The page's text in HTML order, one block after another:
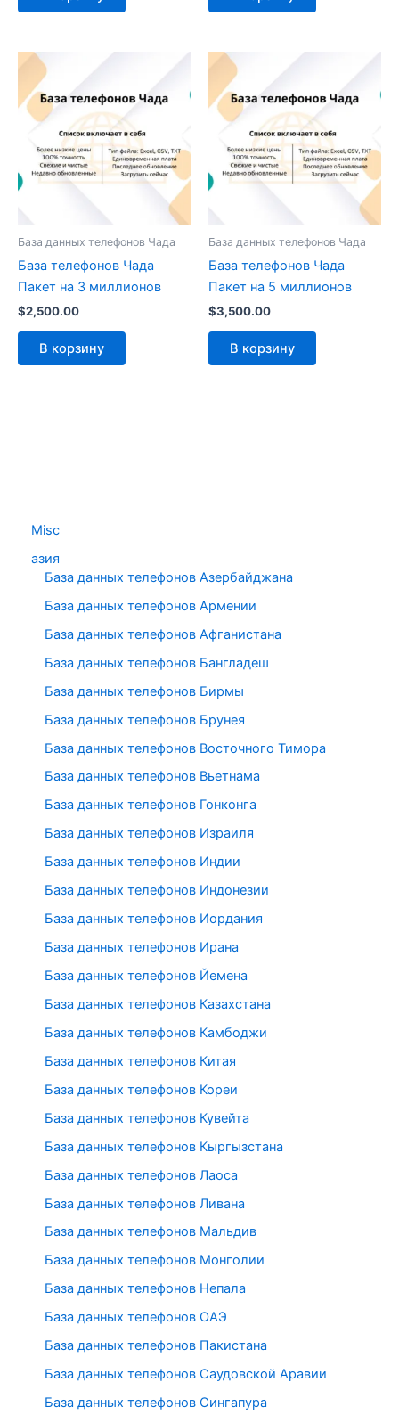
Misc
азия
База данных телефонов Азербайджана
База данных телефонов Армении
База данных телефонов Афганистана
База данных телефонов Бангладеш
База данных телефонов Бирмы
База данных телефонов Брунея
База данных телефонов Восточного Тимора
База данных телефонов Вьетнама
База данных телефонов Гонконга
База данных телефонов Израиля
База данных телефонов Индии
База данных телефонов Индонезии
База данных телефонов Иордания
База данных телефонов Ирана
База данных телефонов Йемена
База данных телефонов Казахстана
База данных телефонов Камбоджи
База данных телефонов Китая
База данных телефонов Кореи
База данных телефонов Кувейта
База данных телефонов Кыргызстана
База данных телефонов Лаоса
База данных телефонов Ливана
База данных телефонов Мальдив
База данных телефонов Монголии
База данных телефонов Непала
База данных телефонов ОАЭ
База данных телефонов Пакистана
База данных телефонов Саудовской Аравии
База данных телефонов Сингапура
База данных телефонов Чада
База телефонов Чада
Пакет на 3 миллионов
$2,500.00
В корзину
База данных телефонов Чада
База телефонов Чада
Пакет на 5 миллионов
$3,500.00
В корзину